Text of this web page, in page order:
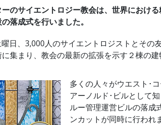
のサイエントロジー教会は、世界におけ
落成式を行いました。
日、3,000人のサイエントロジストとその
集まり、教会の最新の拡張を示す２棟の
多くの人々がウエスト･
アーノルド･ビルとして
ルー管理運営ビルの落成
ンカットが同時に行われ